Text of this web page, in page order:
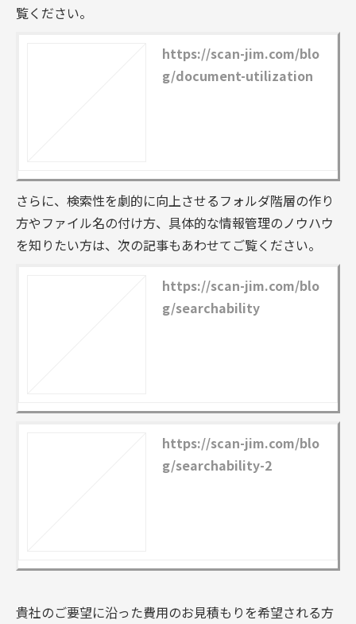
覧ください。
https://scan-jim.com/blo
g/document-utilization
さらに、検索性を劇的に向上させるフォルダ階層の作り
方やファイル名の付け方、具体的な情報管理のノウハウ
を知りたい方は、次の記事もあわせてご覧ください。
https://scan-jim.com/blo
g/searchability
https://scan-jim.com/blo
g/searchability-2
貴社のご要望に沿った費用のお見積もりを希望される方